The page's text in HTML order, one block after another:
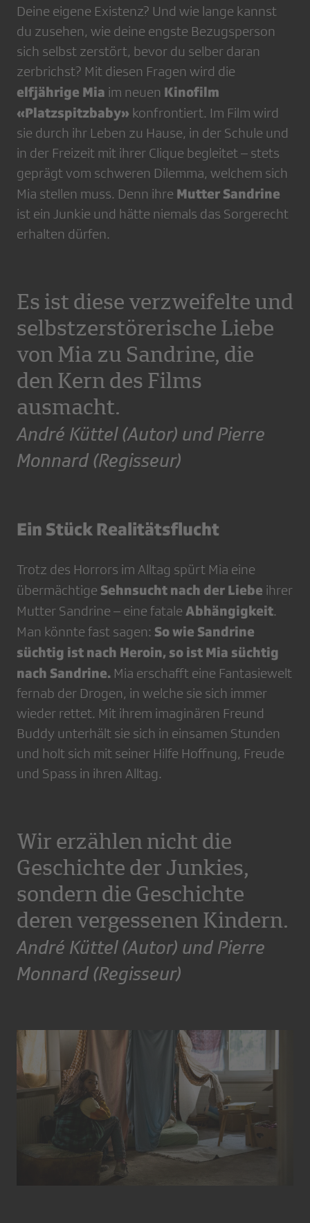
Deine eigene Existenz? Und wie lange kannst
du zusehen, wie deine engste Bezugsperson
sich selbst zerstört, bevor du selber daran
zerbrichst? Mit diesen Fragen wird die
elfjährige Mia im neuen Kinofilm
«Platzspitzbaby» konfrontiert. Im Film wird
sie durch ihr Leben zu Hause, in der Schule und
in der Freizeit mit ihrer Clique begleitet – stets
geprägt vom schweren Dilemma, welchem sich
Mia stellen muss. Denn ihre Mutter Sandrine
ist ein Junkie und hätte niemals das Sorgerecht
erhalten dürfen.
Es ist diese verzweifelte und
selbstzerstörerische Liebe
von Mia zu Sandrine, die
den Kern des Films
ausmacht.
André Küttel (Autor) und Pierre
Monnard (Regisseur)
Ein Stück Realitätsflucht
Trotz des Horrors im Alltag spürt Mia eine
übermächtige Sehnsucht nach der Liebe ihrer
Mutter Sandrine – eine fatale Abhängigkeit.
Man könnte fast sagen: So wie Sandrine
süchtig ist nach Heroin, so ist Mia süchtig
nach Sandrine. Mia erschafft eine Fantasiewelt
fernab der Drogen, in welche sie sich immer
wieder rettet. Mit ihrem imaginären Freund
Buddy unterhält sie sich in einsamen Stunden
und holt sich mit seiner Hilfe Hoffnung, Freude
und Spass in ihren Alltag.
Wir erzählen nicht die
Geschichte der Junkies,
sondern die Geschichte
deren vergessenen Kindern.
André Küttel (Autor) und Pierre
Monnard (Regisseur)